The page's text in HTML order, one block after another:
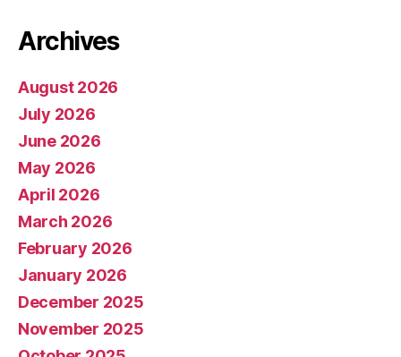
Archives
August 2026
July 2026
June 2026
May 2026
April 2026
March 2026
February 2026
January 2026
December 2025
November 2025